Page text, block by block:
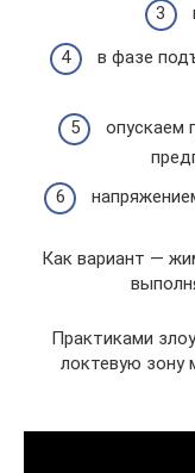
в фазе
опускаем
Как вариант —
Практиками
локтевую зону